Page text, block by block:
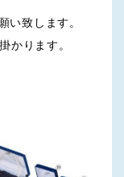
致します。
かります。